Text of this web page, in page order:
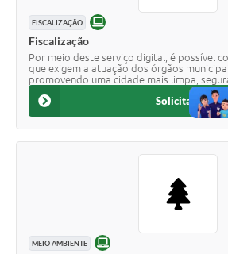
FISCALIZAÇÃO ONLINE
Fiscalização
Por meio deste serviço digital, é possível
que exigem a atuação dos órgãos
promovendo uma cidade mais limpa,
Solicitar
MEIO AMBIENTE ONLINE